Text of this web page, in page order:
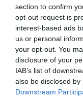
section to confirm
opt-out request is
interest-based ads
us or personal
your opt-out. You
disclosure of your
IAB’s list of
also be disclosed
Downstream